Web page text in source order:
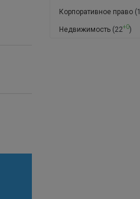
Корпоративное право(1
Недвижимость(22+0)